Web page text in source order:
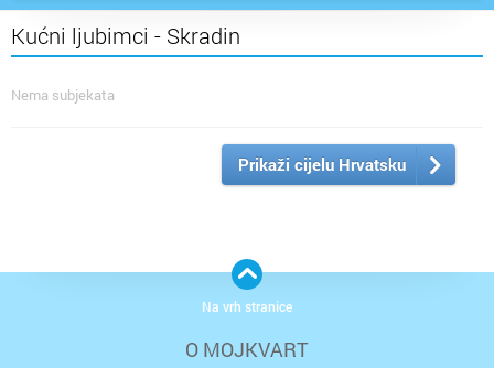
Kućni ljubimci - Skradin
Nema subjekata
Prikaži cijelu Hrvatsku
O MOJKVART
Na vrh stranice